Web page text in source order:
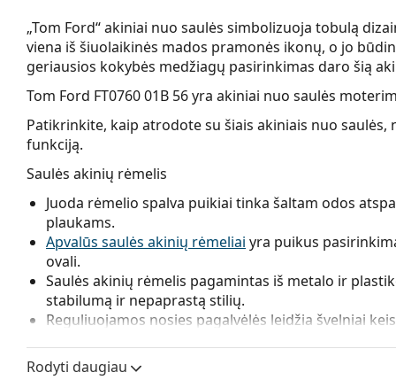
„Tom Ford“ akiniai nuo saulės simbolizuoja tobulą
viena iš šiuolaikinės mados pramonės ikonų, o jo
geriausios kokybės medžiagų pasirinkimas daro šią
Tom Ford FT0760 01B 56yra akiniai nuo saulės
Patikrinkite, kaip atrodote su šiais akiniais nuo
funkciją.
Saulės akinių rėmelis
Juoda rėmelio spalva puikiai tinka šaltam odos
plaukams.
Apvalūs saulės akinių rėmeliai yra puikus
ovali.
Saulės akinių rėmelis pagamintas iš metalo ir
stabilumą ir nepaprastą stilių.
Reguliuojamos nosies pagalvėlės leidžia švelniai
Saulės akinių lęšis
Rodyti daugiau